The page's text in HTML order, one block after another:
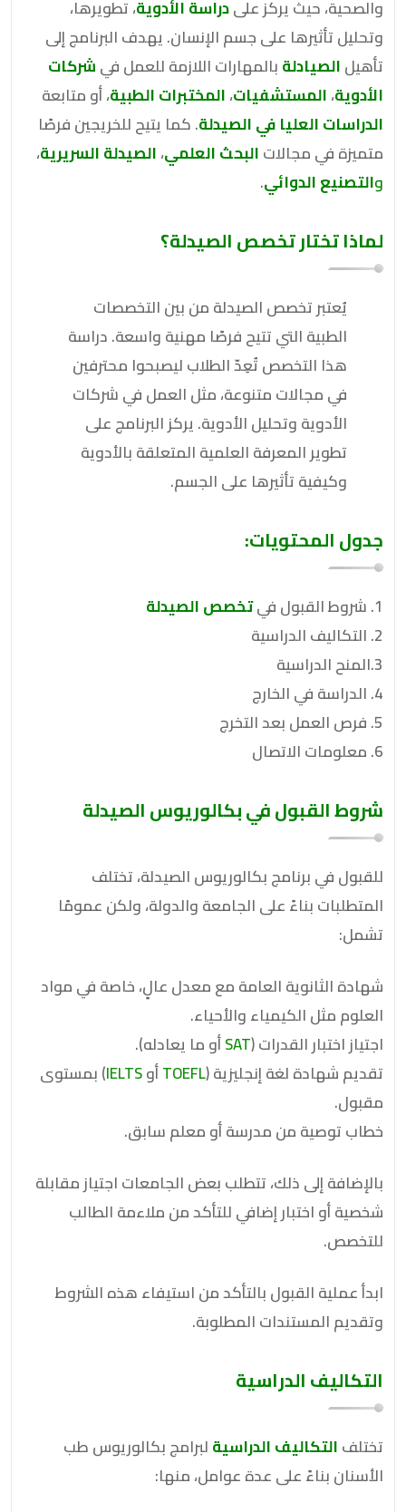
والصحية، حيث يركز علىدراسة الأدوية، تطويرها،
وتحليل تأثيرها على جسم الإنسان. يهدف البرنامج إلى
تأهيلالصيادلةبالمهارات اللازمة للعمل فيشركات
الأدوية،المستشفيات،المختبرات الطبية، أو متابعة
الدراسات العليا في الصيدلة. كما يتيح للخريجين فرصًا
متميزة في مجالاتالبحث العلمي،الصيدلة السريرية،
والتصنيع الدوائي.
لماذا تختار تخصص الصيدلة؟
يُعتبر تخصص الصيدلة من بين التخصصات
الطبية التي تتيح فرصًا مهنية واسعة. دراسة
هذا التخصص تُعِدّ الطلاب ليصبحوا محترفين
في مجالات متنوعة، مثل العمل في شركات
الأدوية وتحليل الأدوية. يركز البرنامج على
تطوير المعرفة العلمية المتعلقة بالأدوية
وكيفية تأثيرها على الجسم.
جدول المحتويات:
1. شروط القبول في
تخصص الصيدلة
2. التكاليف الدراسية
3.المنح الدراسية
4. الدراسة في الخارج
5. فرص العمل بعد التخرج
6. معلومات الاتصال
شروط القبول في بكالوريوس الصيدلة
للقبول في برنامج بكالوريوس الصيدلة، تختلف
المتطلبات بناءً على الجامعة والدولة، ولكن عمومًا
تشمل:
شهادة الثانوية العامة مع معدل عالٍ، خاصة في مواد
العلوم مثل الكيمياء والأحياء.
اجتياز اختبار القدرات (SATأو ما يعادله).
تقديم شهادة لغة إنجليزية (TOEFLأوIELTS) بمستوى
مقبول.
خطاب توصية من مدرسة أو معلم سابق.
بالإضافة إلى ذلك، تتطلب بعض الجامعات اجتياز مقابلة
شخصية أو اختبار إضافي للتأكد من ملاءمة الطالب
للتخصص.
ابدأ عملية القبول بالتأكد من استيفاء هذه الشروط
وتقديم المستندات المطلوبة.
التكاليف الدراسية
تختلفالتكاليف الدراسيةلبرامج بكالوريوس طب
الأسنان بناءً على عدة عوامل، منها: